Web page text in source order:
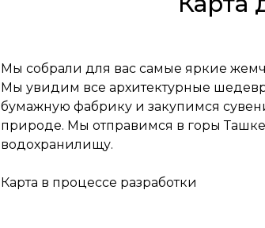
Мы собрали для вас самые яркие
Мы увидим все архитектурные
бумажную фабрику и закупимся
природе. Мы отправимся в горы
водохранилищу.
Карта в процессе разработки